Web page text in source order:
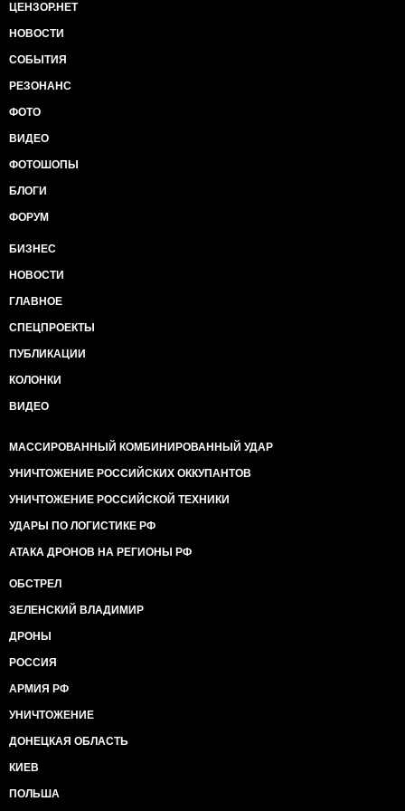
ЦЕНЗОР.НЕТ
НОВОСТИ
СОБЫТИЯ
РЕЗОНАНС
ФОТО
ВИДЕО
ФОТОШОПЫ
БЛОГИ
ФОРУМ
БИЗНЕС
НОВОСТИ
ГЛАВНОЕ
СПЕЦПРОЕКТЫ
ПУБЛИКАЦИИ
КОЛОНКИ
ВИДЕО
МАССИРОВАННЫЙ КОМБИНИРОВАННЫЙ УДАР
УНИЧТОЖЕНИЕ РОССИЙСКИХ ОККУПАНТОВ
УНИЧТОЖЕНИЕ РОССИЙСКОЙ ТЕХНИКИ
УДАРЫ ПО ЛОГИСТИКЕ РФ
АТАКА ДРОНОВ НА РЕГИОНЫ РФ
ОБСТРЕЛ
ЗЕЛЕНСКИЙ ВЛАДИМИР
ДРОНЫ
РОССИЯ
АРМИЯ РФ
УНИЧТОЖЕНИЕ
ДОНЕЦКАЯ ОБЛАСТЬ
КИЕВ
ПОЛЬША